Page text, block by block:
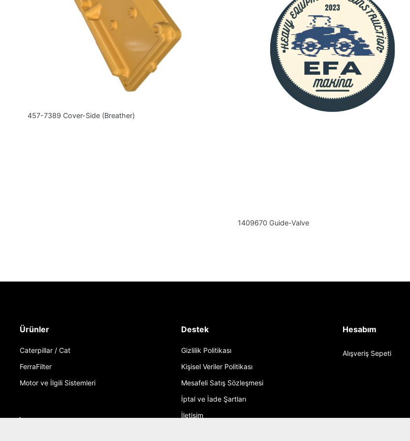
457-7389 Cover-Side (Breather)
1409670 Guide-Valve
Ürünler
Caterpillar / Cat
FerraFilter
Motor ve İlgili Sistemleri
Destek
Gizlilik Politikası
Kişisel Veriler Politikası
Mesafeli Satış Sözleşmesi
İptal ve İade Şartları
İletişim
Hesabım
Alışveriş Sepeti